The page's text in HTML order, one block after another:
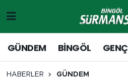
GÜNDEM BİNGÖL GENÇ
HABERLER GÜNDEM
Genç
Merkez Hava Durumu